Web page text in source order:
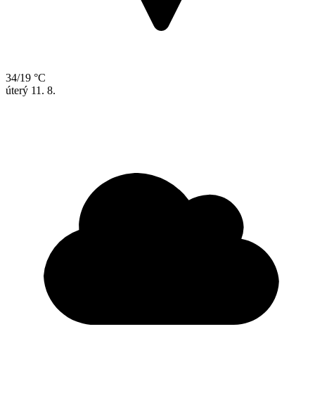
34/19 °C
úterý 11. 8.